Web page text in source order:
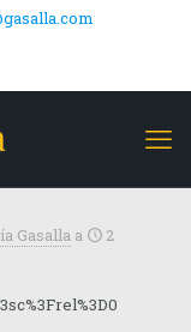
Gasalla a
2